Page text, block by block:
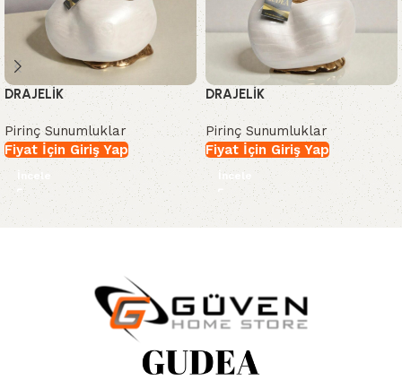
DRAJELİK
Pirinç Sunumluklar
Fiyat İçin Giriş Yap
İncele
DRAJELİK
Pirinç Sunumluklar
Fiyat İçin Giriş Yap
İncele
Read More